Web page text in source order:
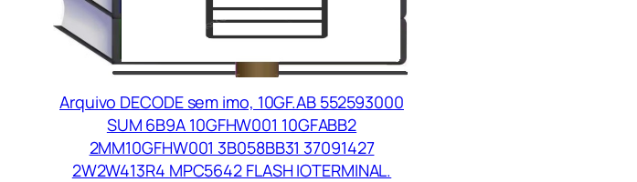
Arquivo DECODE sem imo, 10GF.AB 552593000
SUM 6B9A 10GFHW001 10GFABB2
2MM10GFHW001 3B058BB31 37091427
2W2W413R4 MPC5642 FLASH IOTERMINAL.